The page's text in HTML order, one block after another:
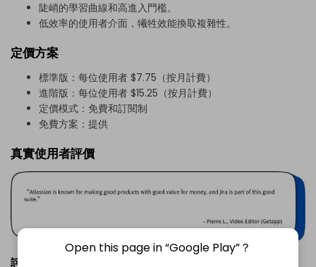
陡峭的學習曲線和高進入門檻。
低效率的使用者介面，犧牲效能換取複雜性。
定價方案
標準版：每位使用者 $7.75（按月計費）
進階版：每位使用者 $15.25（按月計費）
定價模式：免費和訂閱制
免費方案：提供
真實使用者評價
Open this page in “Google Play”？